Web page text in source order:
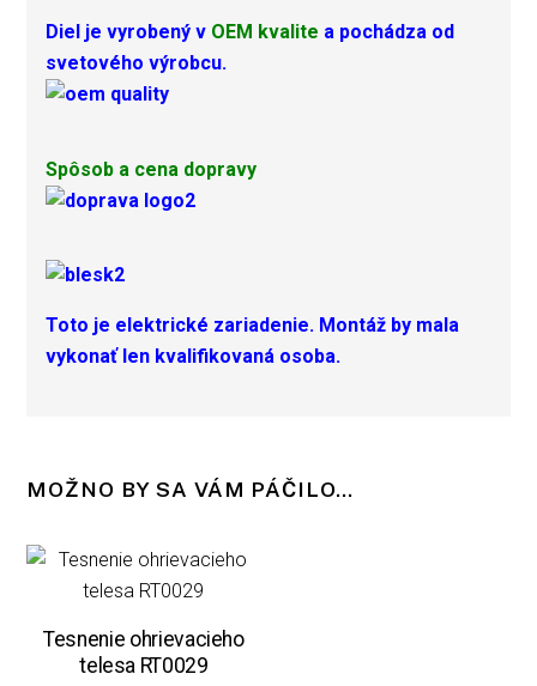
Diel je vyrobený v OEM kvalite a pochádza od
svetového výrobcu.
Spôsob a cena dopravy
Toto je elektrické zariadenie. Montáž by mala
vykonať len kvalifikovaná osoba.
MOŽNO BY SA VÁM PÁČILO…
Tesnenie ohrievacieho
telesa RT0029